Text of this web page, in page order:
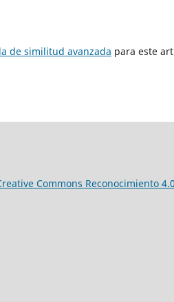
de similitud avanzada para este
Commons Reconocimiento